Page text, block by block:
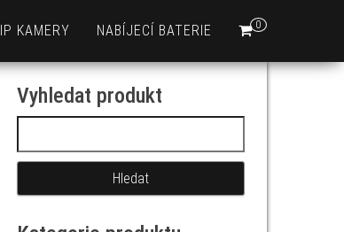
0
IP KAMERY NABÍJECÍ BATERIE
Vyhledat produkt